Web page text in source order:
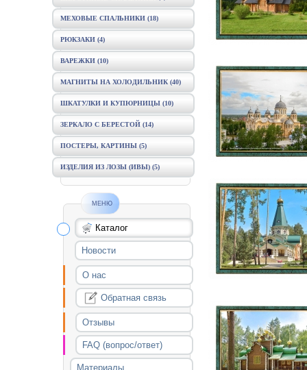
МЕХОВЫЕ СПАЛЬНИКИ (18)
РЮКЗАКИ (4)
ВАРЕЖКИ (10)
МАГНИТЫ НА ХОЛОДИЛЬНИК (40)
ШКАТУЛКИ И КУПЮРНИЦЫ (10)
ЗЕРКАЛО С БЕРЕСТОЙ (14)
ПОСТЕРЫ, КАРТИНЫ (5)
ИЗДЕЛИЯ ИЗ ЛОЗЫ (ИВЫ) (5)
МЕНЮ
Каталог
Новости
О нас
Обратная связь
Отзывы
FAQ (вопрос/ответ)
Материалы